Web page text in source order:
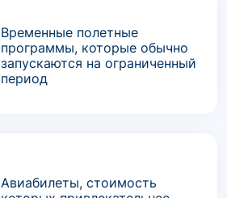
Временные полетные
программы, которые обычно
запускаются на ограниченный
период
Авиабилеты, стоимость